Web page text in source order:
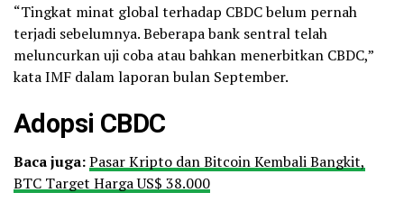
“Tingkat minat global terhadap CBDC belum pernah
terjadi sebelumnya. Beberapa bank sentral telah
meluncurkan uji coba atau bahkan menerbitkan CBDC,”
kata IMF dalam laporan bulan September.
Adopsi CBDC
Baca juga:Pasar Kripto dan Bitcoin Kembali Bangkit,
BTC Target Harga US$ 38.000